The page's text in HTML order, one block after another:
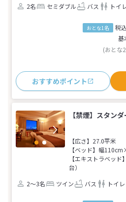
2名
セミダブル バス トイ
おとな1名 税込
基
(おとな
おすすめポイント
【禁煙】スタン
【広さ】27.0平米
【ベッド】幅
【エキストラベッ
台）
2～3名
ツイン バス トイレ